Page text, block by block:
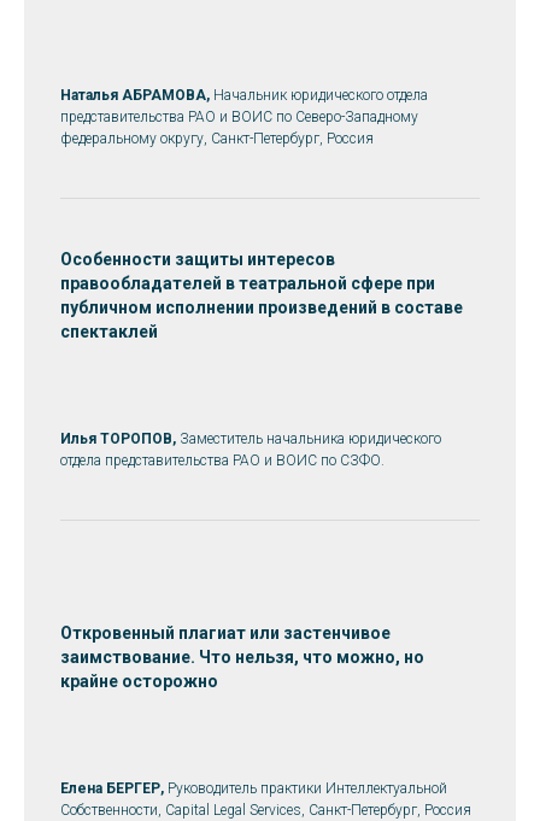
Наталья АБРАМОВА, Начальник юридического отдела
представительства РАО и ВОИС по Северо-Западному
федеральному округу, Санкт-Петербург, Россия
Особенности защиты интересов
правообладателей в театральной сфере при
публичном исполнении произведений в составе
спектаклей
Илья ТОРОПОВ, Заместитель начальника юридического
отдела представительства РАО и ВОИС по СЗФО.
Откровенный плагиат или застенчивое
заимствование. Что нельзя, что можно, но
крайне осторожно
Елена БЕРГЕР, Руководитель практики Интеллектуальной
Собственности, Capital Legal Services, Санкт-Петербург, Россия